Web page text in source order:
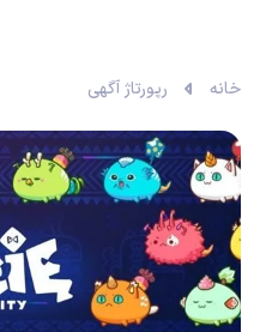
خانه رپورتاژ آگهی